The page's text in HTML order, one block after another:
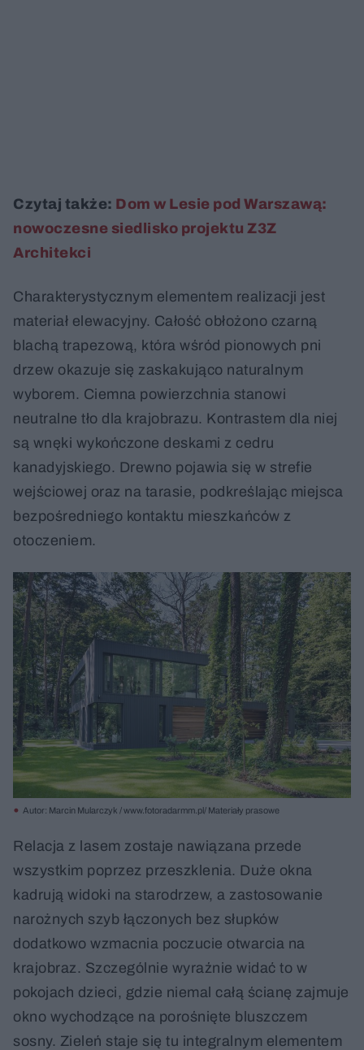
Czytaj także: Dom w Lesie pod Warszawą:
nowoczesne siedlisko projektu Z3Z
Architekci
Charakterystycznym elementem realizacji jest
materiał elewacyjny. Całość obłożono czarną
blachą trapezową, która wśród pionowych pni
drzew okazuje się zaskakująco naturalnym
wyborem. Ciemna powierzchnia stanowi
neutralne tło dla krajobrazu. Kontrastem dla niej
są wnęki wykończone deskami z cedru
kanadyjskiego. Drewno pojawia się w strefie
wejściowej oraz na tarasie, podkreślając miejsca
bezpośredniego kontaktu mieszkańców z
otoczeniem.
Autor: Marcin Mularczyk / www.fotoradarmm.pl/ Materiały prasowe
Relacja z lasem zostaje nawiązana przede
wszystkim poprzez przeszklenia. Duże okna
kadrują widoki na starodrzew, a zastosowanie
narożnych szyb łączonych bez słupków
dodatkowo wzmacnia poczucie otwarcia na
krajobraz. Szczególnie wyraźnie widać to w
pokojach dzieci, gdzie niemal całą ścianę zajmuje
okno wychodzące na porośnięte bluszczem
sosny. Zieleń staje się tu integralnym elementem